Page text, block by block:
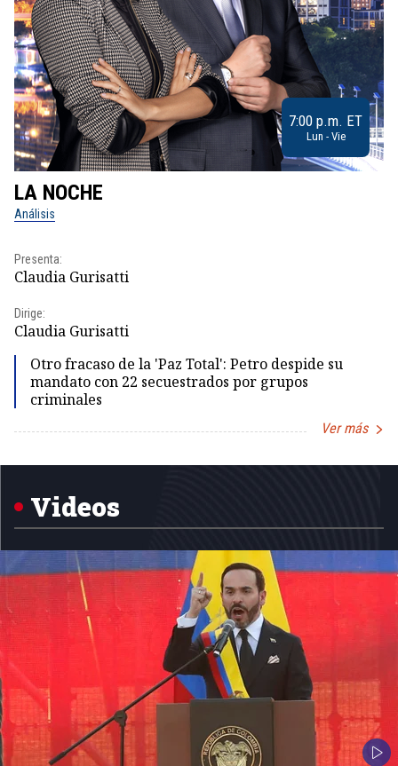
7:00 p.m. ET
Lun - Vie
LA NOCHE
Análisis
Presenta:
Claudia Gurisatti
Dirige:
Claudia Gurisatti
Otro fracaso de la 'Paz Total': Petro despide su
mandato con 22 secuestrados por grupos
criminales
Ver más
Videos